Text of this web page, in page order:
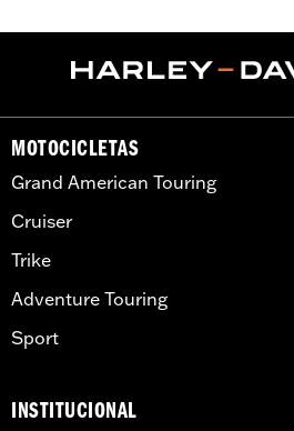
MOTOCICLETAS
Grand American Touring
Cruiser
Trike
Adventure Touring
Sport
INSTITUCIONAL